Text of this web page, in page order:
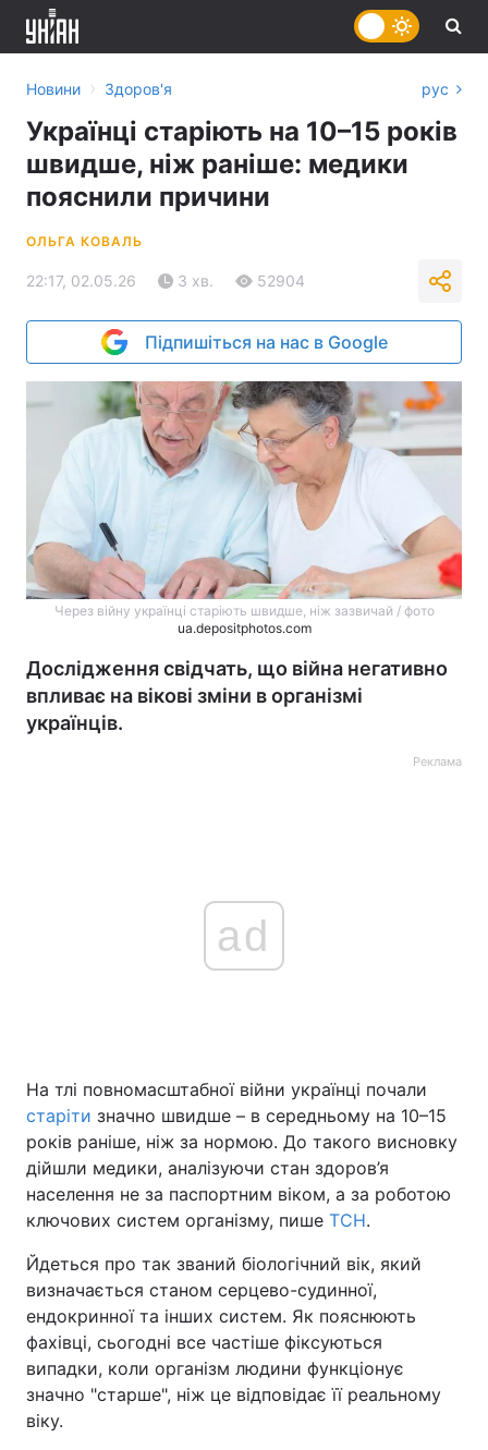
Україна Політика
Економіка Світ
Спорт Наука
Техно і зв'язок Лайт
Зброя Інциденти
Здоров'я Туризм
Цікавинки Погода
Новини › Здоров'я рус
Українці старіють на 10–15 років
швидше, ніж раніше: медики
пояснили причини
ОЛЬГА КОВАЛЬ
22:17, 02.05.26 3 хв. 52904
Підпишіться на нас в Google
Через війну українці старіють швидше, ніж зазвичай / фото
ua.depositphotos.com
Дослідження свідчать, що війна негативно
впливає на вікові зміни в організмі
українців.
Реклама
ad
На тлі повномасштабної війни українці почали
старіти значно швидше – в середньому на 10–15
років раніше, ніж за нормою. До такого висновку
дійшли медики, аналізуючи стан здоров’я
населення не за паспортним віком, а за роботою
ключових систем організму, пише ТСН.
Йдеться про так званий біологічний вік, який
визначається станом серцево-судинної,
ендокринної та інших систем. Як пояснюють
фахівці, сьогодні все частіше фіксуються
випадки, коли організм людини функціонує
значно "старше", ніж це відповідає її реальному
віку.